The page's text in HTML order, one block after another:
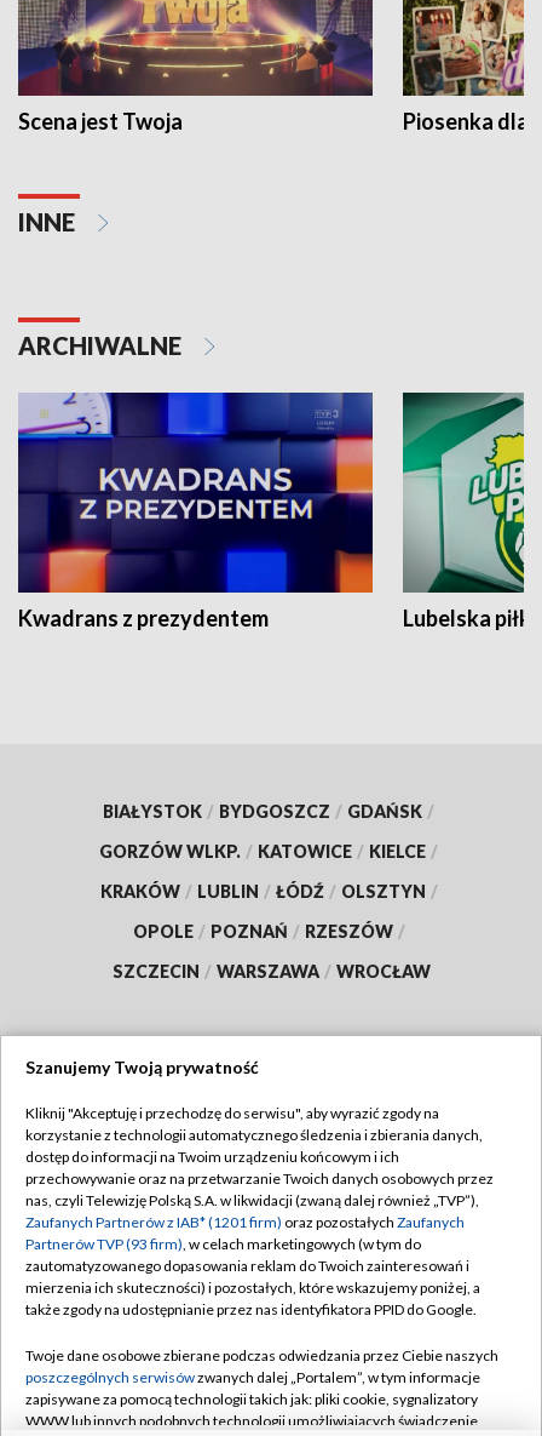
Scena jest Twoja Piosenka dla
INNE
ARCHIWALNE
Kwadrans z prezydentem Lubelska piłka
BIAŁYSTOK / BYDGOSZCZ / GDAŃSK /
GORZÓW WLKP. / KATOWICE / KIELCE /
KRAKÓW / LUBLIN / ŁÓDŹ / OLSZTYN /
OPOLE / POZNAŃ / RZESZÓW /
SZCZECIN / WARSZAWA / WROCŁAW
TVP
Abonament TVP
Emisja w TVP
Centrum informacji TVP
Naziemna Telewizja Cyfrowa
Rada Programowa
System NOS
Regulamin TVP
Polityka prywatności
Moje zgody
Pomoc
Kontakt
Szanujemy Twoją prywatność
Kliknij "Akceptuję i przechodzę do serwisu", aby wyrazić zgody na
korzystanie z technologii automatycznego śledzenia i zbierania danych,
dostęp do informacji na Twoim urządzeniu końcowym i ich
przechowywanie oraz na przetwarzanie Twoich danych osobowych przez
nas, czyli Telewizję Polską S.A. w likwidacji (zwaną dalej również „TVP”),
Zaufanych Partnerów z IAB* (1201 firm) oraz pozostałych Zaufanych
Partnerów TVP (93 firm), w celach marketingowych (w tym do
zautomatyzowanego dopasowania reklam do Twoich zainteresowań i
mierzenia ich skuteczności) i pozostałych, które wskazujemy poniżej, a
także zgody na udostępnianie przez nas identyfikatora PPID do Google.
Twoje dane osobowe zbierane podczas odwiedzania przez Ciebie naszych
poszczególnych serwisówzwanych dalej „Portalem”, w tym informacje
zapisywane za pomocą technologii takich jak: pliki cookie, sygnalizatory
WWW lub innych podobnych technologii umożliwiających świadczenie